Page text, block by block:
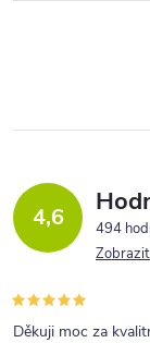
4,6
494
Děkuji moc za